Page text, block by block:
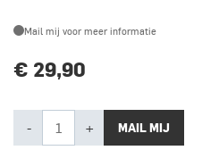
Mail mij voor meer informatie
€ 29,90
- + MAIL MIJ